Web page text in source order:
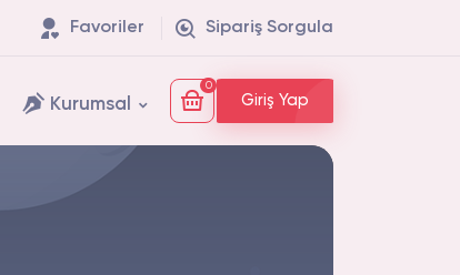
Favoriler Sipariş Sorgula
Kurumsal
0
Giriş Yap